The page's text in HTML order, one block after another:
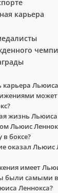
карьера
карьера
может
жизнь Льюиса
Льюис
в боксе?
оказал Льюис
имеет
были самыми
Леннокса?